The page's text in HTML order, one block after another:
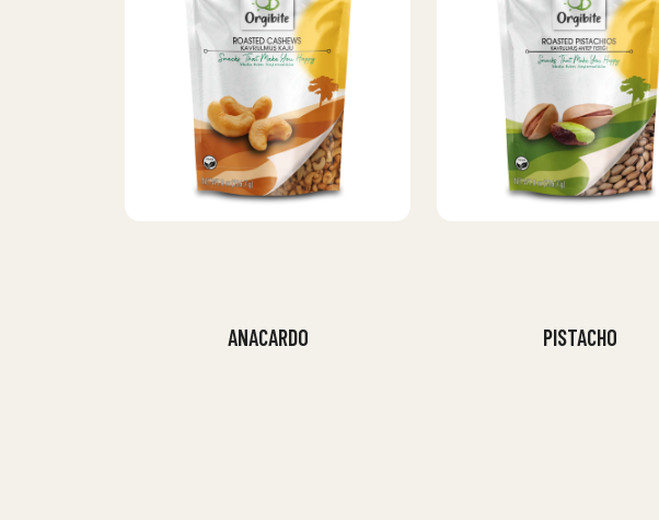
ANACARDO PISTACHO